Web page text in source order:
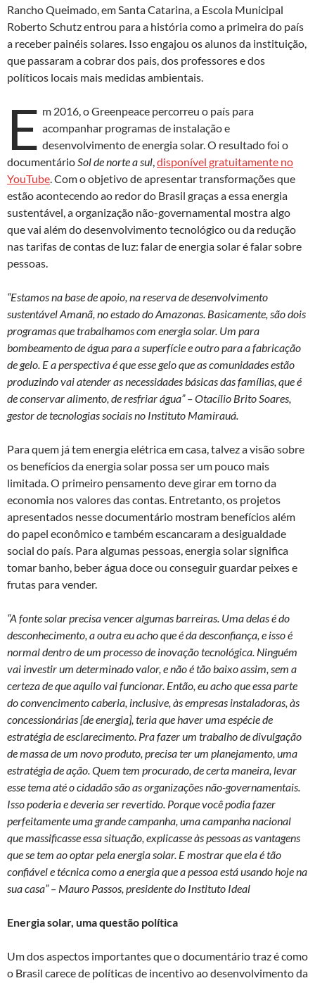
Rancho Queimado, em Santa Catarina, a Escola Municipal
Roberto Schutz entrou para a história como a primeira do país
a receber painéis solares. Isso engajou os alunos da instituição,
que passaram a cobrar dos pais, dos professores e dos
políticos locais mais medidas ambientais.
E m 2016, o Greenpeace percorreu o país para
acompanhar programas de instalação e
desenvolvimento de energia solar. O resultado foi o
documentárioSol de norte a sul,disponível gratuitamente no
YouTube. Com o objetivo de apresentar transformações que
estão acontecendo ao redor do Brasil graças a essa energia
sustentável, a organização não-governamental mostra algo
que vai além do desenvolvimento tecnológico ou da redução
nas tarifas de contas de luz: falar de energia solar é falar sobre
pessoas.
“Estamos na base de apoio, na reserva de desenvolvimento
sustentável Amanã, no estado do Amazonas. Basicamente, são dois
programas que trabalhamos com energia solar. Um para
bombeamento de água para a superfície e outro para a fabricação
de gelo. E a perspectiva é que esse gelo que as comunidades estão
produzindo vai atender as necessidades básicas das famílias, que é
de conservar alimento, de resfriar água” – Otacílio Brito Soares,
gestor de tecnologias sociais no Instituto Mamirauá.
Para quem já tem energia elétrica em casa, talvez a visão sobre
os benefícios da energia solar possa ser um pouco mais
limitada. O primeiro pensamento deve girar em torno da
economia nos valores das contas. Entretanto, os projetos
apresentados nesse documentário mostram benefícios além
do papel econômico e também escancaram a desigualdade
social do país. Para algumas pessoas, energia solar significa
tomar banho, beber água doce ou conseguir guardar peixes e
frutas para vender.
“A fonte solar precisa vencer algumas barreiras. Uma delas é do
desconhecimento, a outra eu acho que é da desconfiança, e isso é
normal dentro de um processo de inovação tecnológica. Ninguém
vai investir um determinado valor, e não é tão baixo assim, sem a
certeza de que aquilo vai funcionar. Então, eu acho que essa parte
do convencimento caberia, inclusive, às empresas instaladoras, às
concessionárias [de energia], teria que haver uma espécie de
estratégia de esclarecimento. Pra fazer um trabalho de divulgação
de massa de um novo produto, precisa ter um planejamento, uma
estratégia de ação. Quem tem procurado, de certa maneira, levar
esse tema até o cidadão são as organizações não-governamentais.
Isso poderia e deveria ser revertido. Porque você podia fazer
perfeitamente uma grande campanha, uma campanha nacional
que massificasse essa situação, explicasse às pessoas as vantagens
que se tem ao optar pela energia solar. E mostrar que ela é tão
confiável e técnica como a energia que a pessoa está usando hoje na
sua casa” – Mauro Passos, presidente do Instituto Ideal
Energia solar, uma questão política
Um dos aspectos importantes que o documentário traz é como
o Brasil carece de políticas de incentivo ao desenvolvimento da